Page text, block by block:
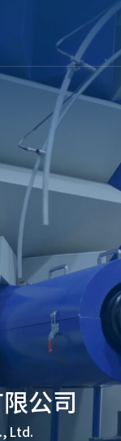
公司
Ltd.